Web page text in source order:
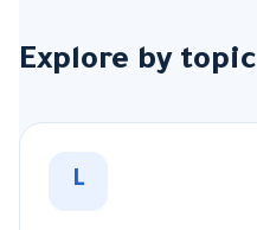
Explore by topic
L